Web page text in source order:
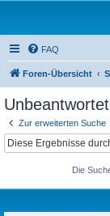
FAQ
Foren-Übersicht
Zur erweiterten Suche
Die